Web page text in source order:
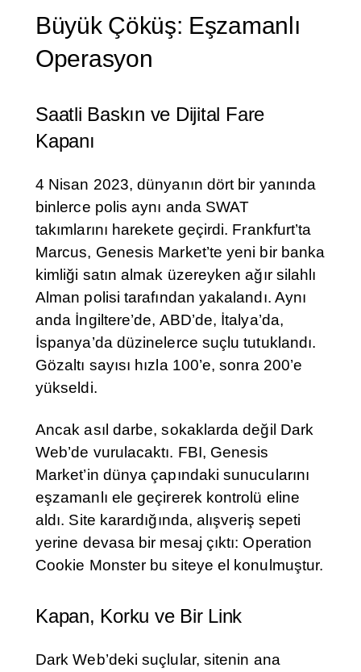
Büyük Çöküş: Eşzamanlı
Operasyon
Saatli Baskın ve Dijital Fare
Kapanı
4 Nisan 2023, dünyanın dört bir yanında
binlerce polis aynı anda SWAT
takımlarını harekete geçirdi. Frankfurt’ta
Marcus, Genesis Market’te yeni bir banka
kimliği satın almak üzereyken ağır silahlı
Alman polisi tarafından yakalandı. Aynı
anda İngiltere’de, ABD’de, İtalya’da,
İspanya’da düzinelerce suçlu tutuklandı.
Gözaltı sayısı hızla 100’e, sonra 200’e
yükseldi.
Ancak asıl darbe, sokaklarda değil Dark
Web’de vurulacaktı. FBI, Genesis
Market’in dünya çapındaki sunucularını
eşzamanlı ele geçirerek kontrolü eline
aldı. Site karardığında, alışveriş sepeti
yerine devasa bir mesaj çıktı: Operation
Cookie Monster bu siteye el konulmuştur.
Kapan, Korku ve Bir Link
Dark Web’deki suçlular, sitenin ana